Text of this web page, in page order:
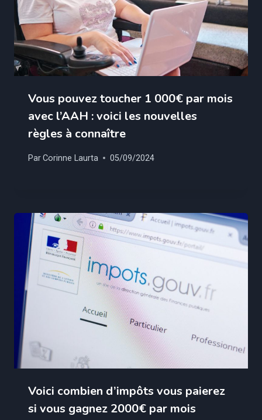
Vous pouvez toucher 1 000€ par mois
avec l’AAH : voici les nouvelles
règles à connaître
ParCorinne Laurta 05/09/2024
Voici combien d’impôts vous paierez
si vous gagnez 2000€ par mois